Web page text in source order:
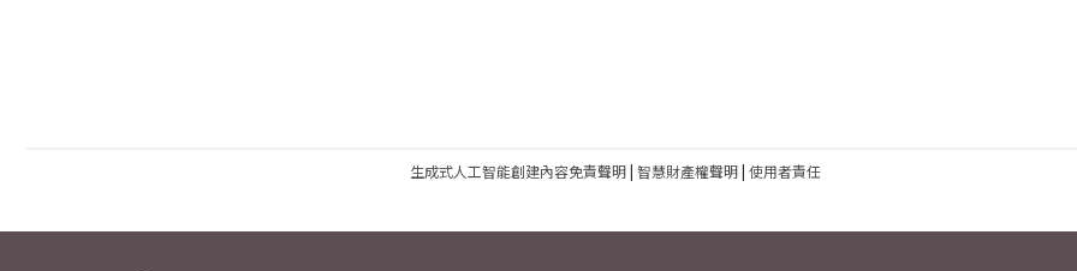
生成式人工智能創建內容免責聲明| 智慧財產權聲明| 使用者責任